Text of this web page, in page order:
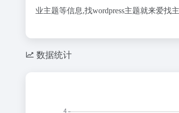
业主题等信息,找wordpress主题就来爱找主
数据统计